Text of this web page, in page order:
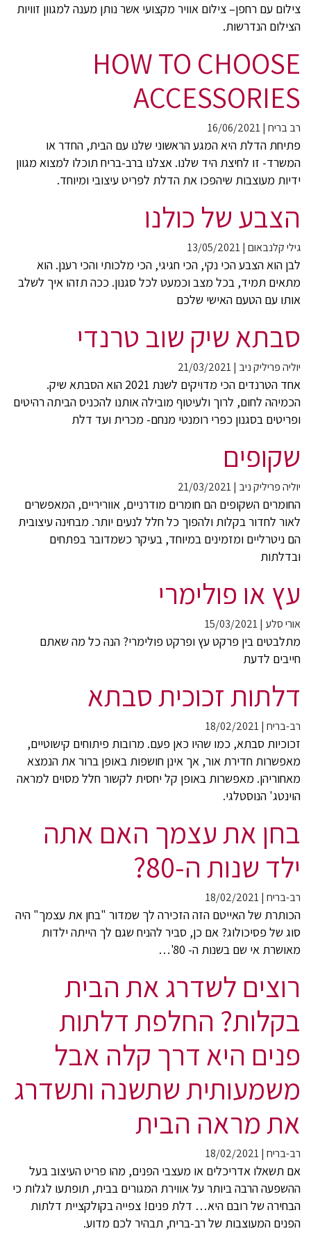
צילום עם רחפן– צילום אוויר מקצועי אשר נותן מענה למגוון זוויות
הצילום הנדרשות.
HOW TO CHOOSE
ACCESSORIES
רב בריח |
16/06/2021
פתיחת הדלת היא המגע הראשוני שלנו עם הבית, החדר או
המשרד- זו לחיצת היד שלנו. אצלנו ברב-בריח תוכלו למצוא מגוון
ידיות מעוצבות שיהפכו את הדלת לפריט עיצובי ומיוחד.
הצבע של כולנו
גילי קלנבאום |
13/05/2021
לבן הוא הצבע הכי נקי, הכי חגיגי, הכי מלכותי והכי רענן. הוא
מתאים תמיד, בכל מצב וכמעט לכל סגנון. ככה תזהו איך לשלב
אותו עם הטעם האישי שלכם
סבתא שיק שוב טרנדי
יוליה פריליק ניב |
21/03/2021
אחד הטרנדים הכי מדויקים לשנת 2021 הוא הסבתא שיק.
הכמיהה לחום, לרוך ולעיטוף מובילה אותנו להכניס הביתה רהיטים
ופריטים בסגנון כפרי רומנטי מנחם- מכרית ועד דלת
שקופים
יוליה פריליק ניב |
21/03/2021
החומרים השקופים הם חומרים מודרניים, אווריריים, המאפשרים
לאור לחדור בקלות ולהפוך כל חלל לנעים יותר. מבחינה עיצובית
הם ניטרליים ומזמינים במיוחד, בעיקר כשמדובר בפתחים
ובדלתות
עץ או פולימרי
אורי סלע |
15/03/2021
מתלבטים בין פרקט עץ ופרקט פולימרי? הנה כל מה שאתם
חייבים לדעת
דלתות זכוכית סבתא
רב-בריח |
18/02/2021
זכוכיות סבתא, כמו שהיו כאן פעם. מרובות פיתוחים קישוטיים,
מאפשרות חדירת אור, אך אינן חושפות באופן ברור את הנמצא
מאחוריהן. מאפשרות באופן קל יחסית לקשור חלל מסוים למראה
הוינטג' הנוסטלגי.
בחן את עצמך האם אתה
ילד שנות ה-80?
רב-בריח |
18/02/2021
הכותרת של האייטם הזה הזכירה לך שמדור "בחן את עצמך" היה
סוג של פסיכולוג? אם כן, סביר להניח שגם לך הייתה ילדות
מאושרת אי שם בשנות ה- 80'…
רוצים לשדרג את הבית
בקלות? החלפת דלתות
פנים היא דרך קלה אבל
משמעותית שתשנה ותשדרג
את מראה הבית
רב-בריח |
18/02/2021
אם תשאלו אדריכלים או מעצבי הפנים, מהו פריט העיצוב בעל
ההשפעה הרבה ביותר על אווירת המגורים בבית, תופתעו לגלות כי
הבחירה של רובם היא… דלת פנים! צפייה בקולקציית דלתות
הפנים המעוצבות של רב-בריח, תבהיר לכם מדוע.